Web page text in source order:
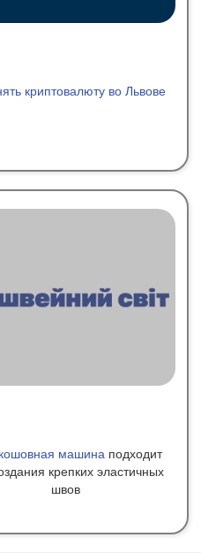
криптовалюту во Львове
машинаподходит
крепких эластичных
швов